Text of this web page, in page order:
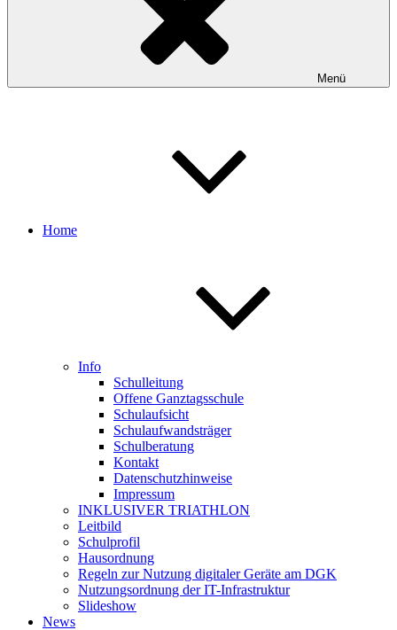
Menü
Home
Info
Schulleitung
Offene Ganztagsschule
Schulaufsicht
Schulaufwandsträger
Schulberatung
Kontakt
Datenschutzhinweise
Impressum
INKLUSIVER TRIATHLON
Leitbild
Schulprofil
Hausordnung
Regeln zur Nutzung digitaler Geräte am DGK
Nutzungsordnung der IT-Infrastruktur
Slideshow
News